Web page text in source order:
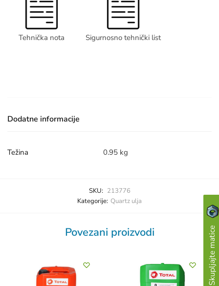
Tehnička nota Sigurnosno tehnički list
Dodatne informacije
Težina 0.95 kg
SKU: 213776
Kategorije: Quartz ulja
Povezani proizvodi Skupljajte matice